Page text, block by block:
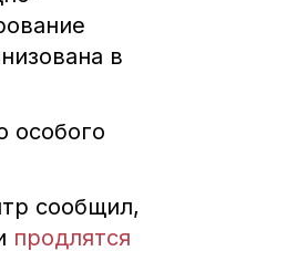
в
особого
сообщил,
продлятся